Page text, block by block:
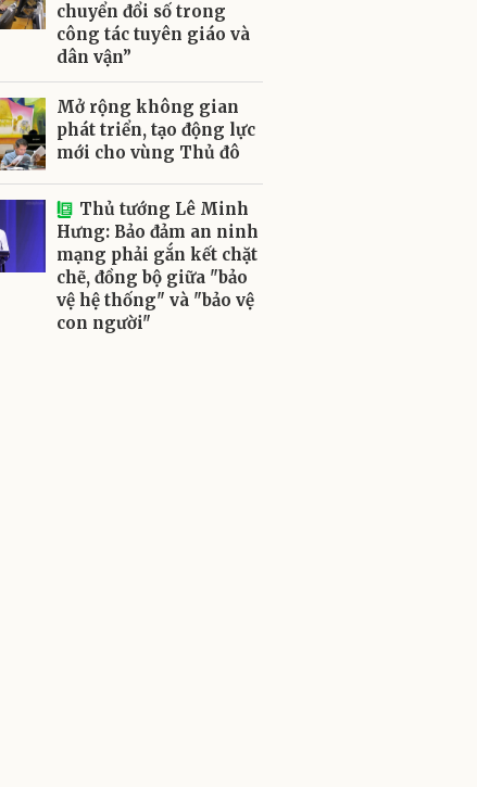
chuyển đổi số trong
công tác tuyên giáo và
dân vận”
Mở rộng không gian
phát triển, tạo động lực
mới cho vùng Thủ đô
Thủ tướng Lê Minh
Hưng: Bảo đảm an ninh
mạng phải gắn kết chặt
chẽ, đồng bộ giữa "bảo
vệ hệ thống" và "bảo vệ
con người"